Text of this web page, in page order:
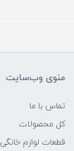
منوی وب‌سایت
تماس با ما
کل محصولات
قطعات لوازم خانگی